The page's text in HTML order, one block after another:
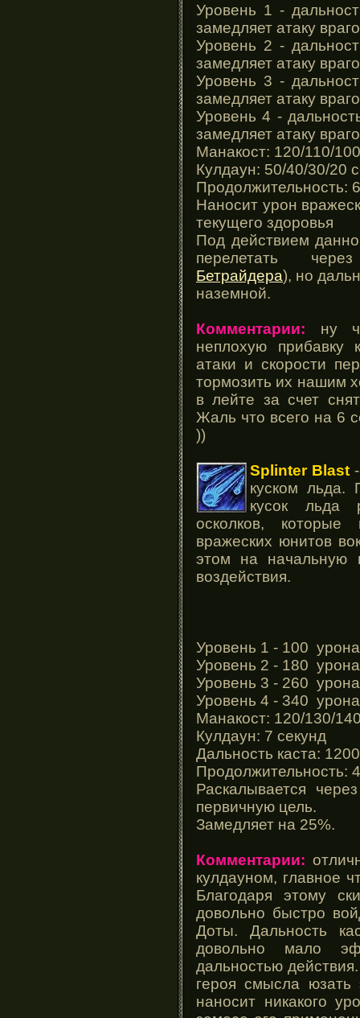
Уровень 1 -
замедляет атаку
Уровень 2 -
замедляет атаку
Уровень 3 -
замедляет атаку
Уровень 4 -
замедляет атаку
Манакост: 120/110/
Кулдаун: 50/40/30/20
Продолжительность:
Наносит урон
текущего здоровья
Под действием
перелетать
Бетрайдера), но
наземной.
Комментарии: ну
неплохую
атаки и скорости
тормозить их нашим
в лейте за счет
Жаль что всего на 6
))
Splinter Blast
куском льда.
кусок льда
осколков,
вражеских юнитов
этом на начальную
воздействия.
Уровень 1 - 100
Уровень 2 - 180
Уровень 3 - 260
Уровень 4 - 340
Манакост: 120/130/
Кулдаун: 7 секунд
Дальность каста: 1200
Продолжительность:
Раскалывается
первичную цель.
Замедляет на 25%.
Комментарии:
кулдауном, главное
Благодаря этому
довольно быстро
Доты. Дальность
довольно мало
дальностью
героя смысла юзать
наносит никакого